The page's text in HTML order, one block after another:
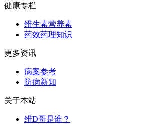
健康专栏
维生素营养素
药效药理知识
更多资讯
病案参考
防病新知
关于本站
维D哥是谁？